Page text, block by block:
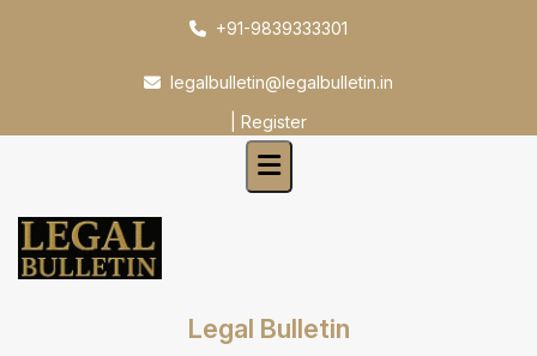
+91-9839333301
legalbulletin@legalbulletin.in
Register
Legal Bulletin